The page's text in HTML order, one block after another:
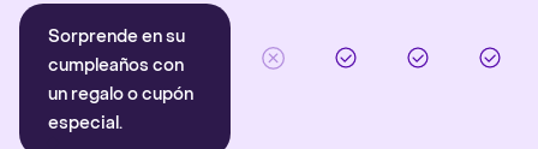
Sorprende en su
cumpleaños con
un regalo o cupón
especial.